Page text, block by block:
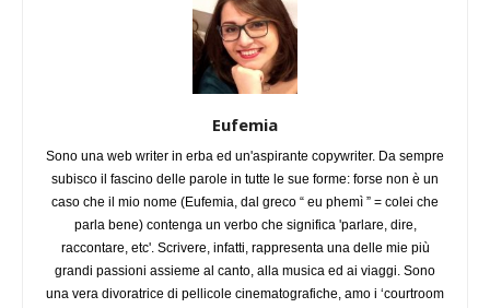
Eufemia
Sono una web writer in erba ed un'aspirante copywriter. Da sempre
subisco il fascino delle parole in tutte le sue forme: forse non è un
caso che il mio nome (Eufemia, dal greco “ eu phemì ” = colei che
parla bene) contenga un verbo che significa 'parlare, dire,
raccontare, etc'. Scrivere, infatti, rappresenta una delle mie più
grandi passioni assieme al canto, alla musica ed ai viaggi. Sono
una vera divoratrice di pellicole cinematografiche, amo i ‘courtroom